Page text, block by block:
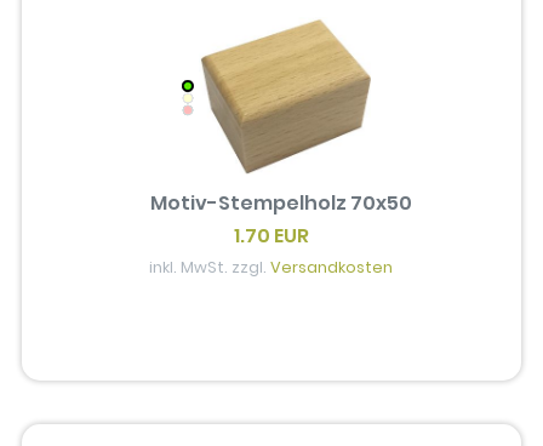
Motiv-Stempelholz 70x50
1.70 EUR
inkl. MwSt. zzgl.Versandkosten